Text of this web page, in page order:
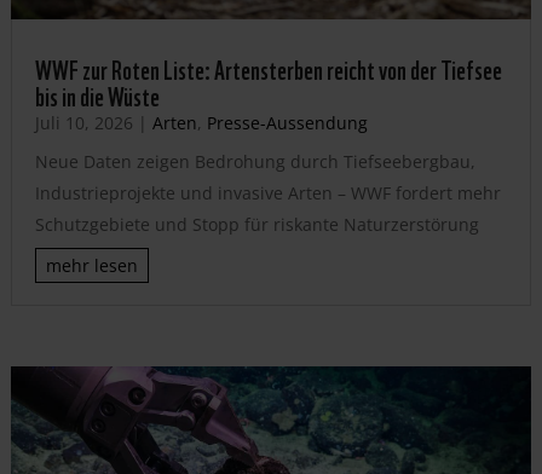
WWF zur Roten Liste: Artensterben reicht von der Tiefsee
bis in die Wüste
Juli 10, 2026 | Arten, Presse-Aussendung
Neue Daten zeigen Bedrohung durch Tiefseebergbau,
Industrieprojekte und invasive Arten – WWF fordert mehr
Schutzgebiete und Stopp für riskante Naturzerstörung
mehr lesen